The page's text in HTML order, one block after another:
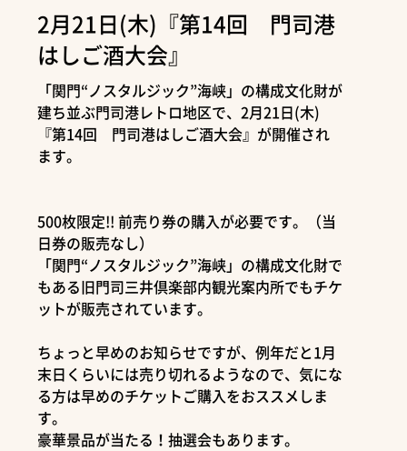
2月21日(木)『第14回 門司港
はしご酒大会』
「関門“ノスタルジック”海峡」の構成文化財が
建ち並ぶ門司港レトロ地区で、2月21日(木)
『第14回 門司港はしご酒大会』が開催され
ます。
500枚限定!! 前売り券の購入が必要です。（当
日券の販売なし）
「関門“ノスタルジック”海峡」の構成文化財で
もある旧門司三井倶楽部内観光案内所でもチケ
ットが販売されています。
ちょっと早めのお知らせですが、例年だと1月
末日くらいには売り切れるようなので、気にな
る方は早めのチケットご購入をおススメしま
す。
豪華景品が当たる！抽選会もあります。